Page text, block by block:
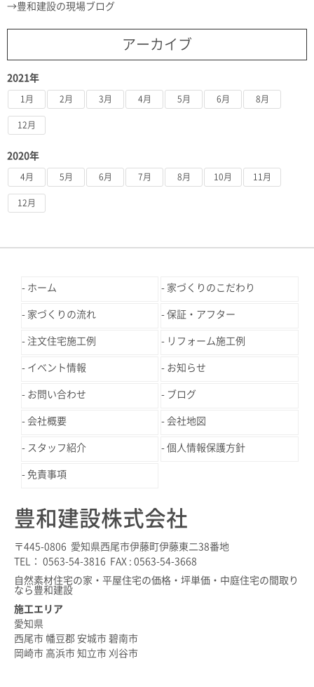
豊和建設の現場ブログ
アーカイブ
2021年
1月 2月 3月 4月 5月 6月 8月
12月
2020年
4月 5月 6月 7月 8月 10月 11月
12月
ホーム 家づくりのこだわり
家づくりの流れ 保証・アフター
注文住宅施工例 リフォーム施工例
イベント情報 お知らせ
お問い合わせ ブログ
会社概要 会社地図
スタッフ紹介 個人情報保護方針
免責事項
豊和建設株式会社
〒445-0806 愛知県西尾市伊藤町伊藤東二38番地
TEL： 0563-54-3816 FAX : 0563-54-3668
自然素材住宅の家・平屋住宅の価格・坪単価・中庭住宅の間取り
なら豊和建設
施工エリア
愛知県
西尾市 幡豆郡 安城市 碧南市
岡崎市 高浜市 知立市 刈谷市